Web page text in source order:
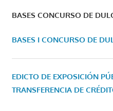
BASES CONCURSO DE
BASES I CONCURSO DE
EDICTO DE EXPOSICIÓN
TRANSFERENCIA DE